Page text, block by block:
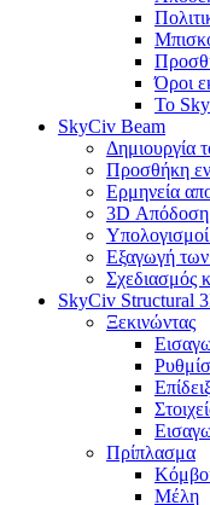
Όροι
Το
SkyCiv Beam
Δημιουργία
Προσθήκη
Ερμηνεία
3D
Εξαγωγή
Σχεδιασμός
SkyCiv Structural
Ξεκινώντας
Πρίπλασμα
Μέλη